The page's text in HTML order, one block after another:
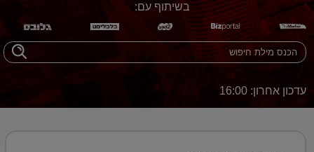
בשיתוף עם:
עדכון אחרון: 16:00